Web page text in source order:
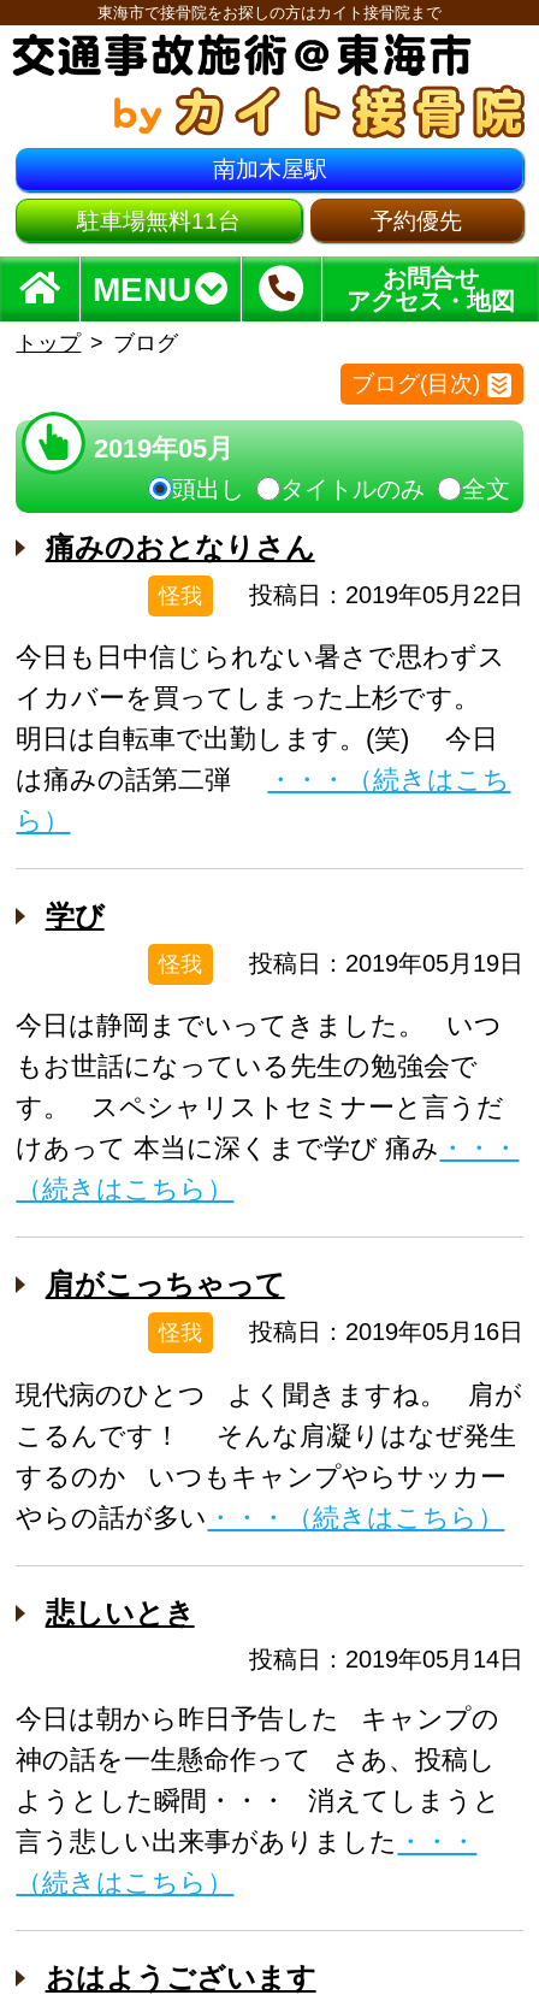
東海市で接骨院をお探しの方はカイト接骨院まで
南加木屋駅
駐車場無料11台 予約優先
MENU
お問合せ
アクセス・地図
トップ ブログ
ブログ(目次)
2019年05月
頭出し タイトルのみ 全文
痛みのおとなりさん
怪我 投稿日：2019年05月22日
今日も日中信じられない暑さで思わずス
イカバーを買ってしまった上杉です。
明日は自転車で出勤します。(笑) 今日
は痛みの話第二弾
・・・（続きはこち
ら）
学び
怪我 投稿日：2019年05月19日
今日は静岡までいってきました。 いつ
もお世話になっている先生の勉強会で
す。 スペシャリストセミナーと言うだ
けあって 本当に深くまで学び 痛み ・・・
（続きはこちら）
肩がこっちゃって
怪我 投稿日：2019年05月16日
現代病のひとつ よく聞きますね。 肩が
こるんです！ そんな肩凝りはなぜ発生
するのか いつもキャンプやらサッカー
やらの話が多い ・・・（続きはこちら）
悲しいとき
投稿日：2019年05月14日
今日は朝から昨日予告した キャンプの
神の話を一生懸命作って さあ、投稿し
ようとした瞬間・・・ 消えてしまうと
言う悲しい出来事がありました ・・・
（続きはこちら）
おはようございます